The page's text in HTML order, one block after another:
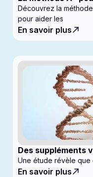
enfants en clinique
Découvrez la
pour aider les
En savoir plus
Des suppléments
ralentir la
Une étude révèle que
En savoir plus